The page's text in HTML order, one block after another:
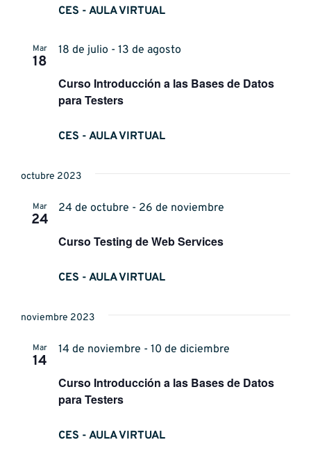
CES - AULA VIRTUAL
Mar
18
Curso Introducción a las Bases de Datos
para Testers
18 de julio - 13 de agosto
CES - AULA VIRTUAL
octubre 2023
Mar
24
Curso Testing de Web Services
24 de octubre - 26 de noviembre
CES - AULA VIRTUAL
noviembre 2023
Mar
14
Curso Introducción a las Bases de Datos
para Testers
14 de noviembre - 10 de diciembre
CES - AULA VIRTUAL